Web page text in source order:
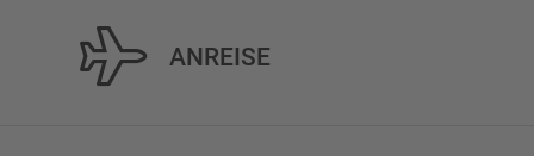
ANREISE